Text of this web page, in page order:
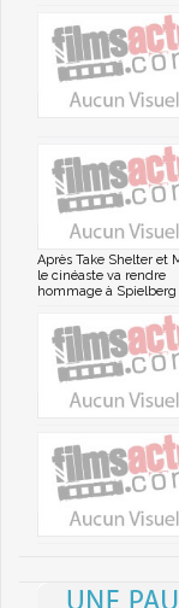
Après Take Shelter et
le cinéaste va rendre
hommage à Spielberg